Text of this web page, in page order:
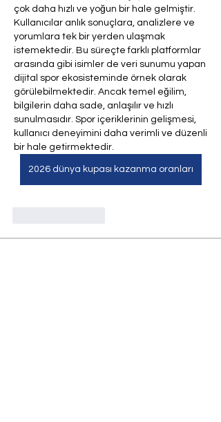
çok daha hızlı ve yoğun bir hale gelmiştir.
Kullanıcılar anlık sonuçlara, analizlere ve
yorumlara tek bir yerden ulaşmak
istemektedir. Bu süreçte farklı platformlar
arasında gibi isimler de veri sunumu yapan
dijital spor ekosisteminde örnek olarak
görülebilmektedir. Ancak temel eğilim,
bilgilerin daha sade, anlaşılır ve hızlı
sunulmasıdır. Spor içeriklerinin gelişmesi,
kullanıcı deneyimini daha verimli ve düzenli
bir hale getirmektedir.
2026 dünya kupası kazanma oranları